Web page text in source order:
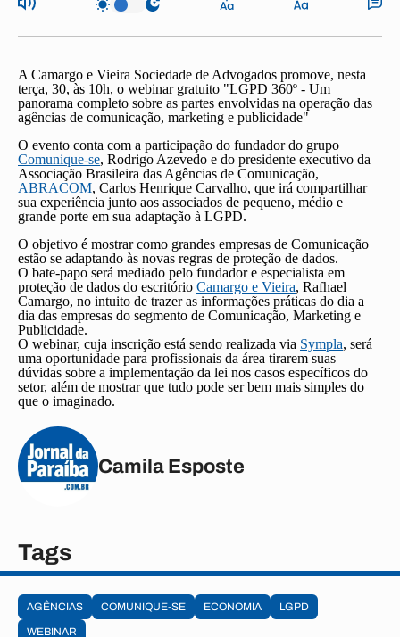
A Camargo e Vieira Sociedade de Advogados promove, nesta
terça, 30, às 10h, o webinar gratuito "LGPD 360º - Um
panorama completo sobre as partes envolvidas na operação das
agências de comunicação, marketing e publicidade"
O evento conta com a participação do fundador do grupo
Comunique-se, Rodrigo Azevedo e do presidente executivo da
Associação Brasileira das Agências de Comunicação,
ABRACOM, Carlos Henrique Carvalho, que irá compartilhar
sua experiência junto aos associados de pequeno, médio e
grande porte em sua adaptação à LGPD.
O objetivo é mostrar como grandes empresas de Comunicação
estão se adaptando às novas regras de proteção de dados.
O bate-papo será mediado pelo fundador e especialista em
proteção de dados do escritório Camargo e Vieira, Rafhael
Camargo, no intuito de trazer as informações práticas do dia a
dia das empresas do segmento de Comunicação, Marketing e
Publicidade.
O webinar, cuja inscrição está sendo realizada via Sympla, será
uma oportunidade para profissionais da área tirarem suas
dúvidas sobre a implementação da lei nos casos específicos do
setor, além de mostrar que tudo pode ser bem mais simples do
que o imaginado.
Camila Esposte
Tags
AGÊNCIAS COMUNIQUE-SE ECONOMIA
LGPD
WEBINAR